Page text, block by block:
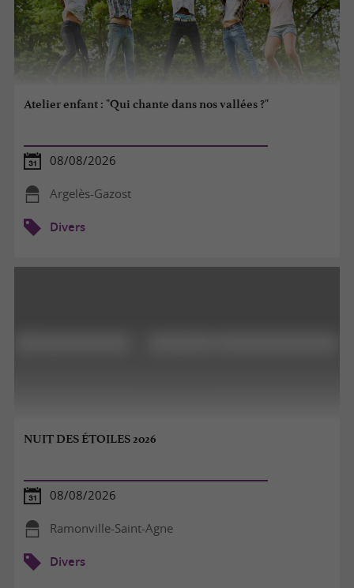
Atelier enfant : "Qui chante dans nos vallées ?"
08/08/2026
Argelès-Gazost
Divers
NUIT DES ÉTOILES 2026
08/08/2026
Ramonville-Saint-Agne
Divers